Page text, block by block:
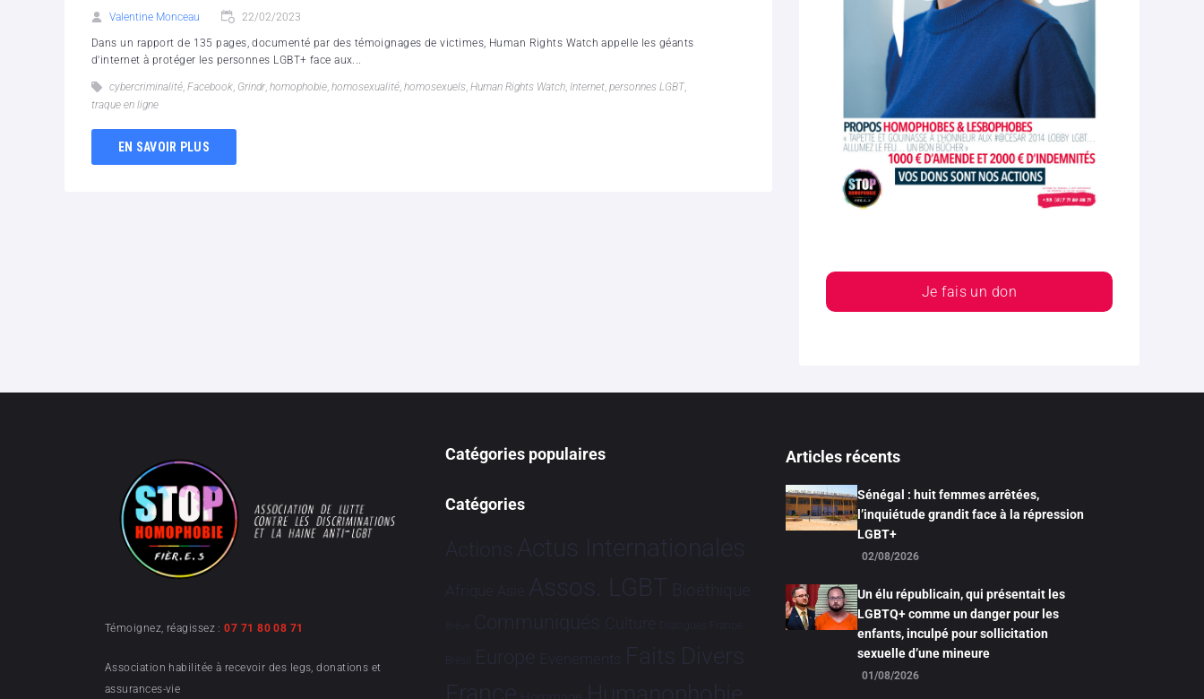
Valentine Monceau 22/02/2023
Dans un rapport de 135 pages, documenté par des témoignages de victimes, Human Rights Watch appelle les géants
d'internet à protéger les personnes LGBT+ face aux...
cybercriminalité, Facebook, Grindr, homophobie, homosexualité, homosexuels, Human Rights Watch, Internet, personnes LGBT,
traque en ligne
EN SAVOIR PLUS
Je fais un don
Témoignez, réagissez :07 71 80 08 71
Association habilitée à recevoir des legs, donations et
assurances-vie
Catégories populaires
Catégories
Actions Actus Internationales
Afrique Asie Assos. LGBT Bioéthique
Brève Communiqués Culture Dialogues France-
Brésil Europe Evénements Faits Divers
Humanophobie
Articles récents
Sénégal : huit femmes arrêtées,
l’inquiétude grandit face à la répression
LGBT+
02/08/2026
Un élu républicain, qui présentait les
LGBTQ+ comme un danger pour les
enfants, inculpé pour sollicitation
sexuelle d’une mineure
01/08/2026